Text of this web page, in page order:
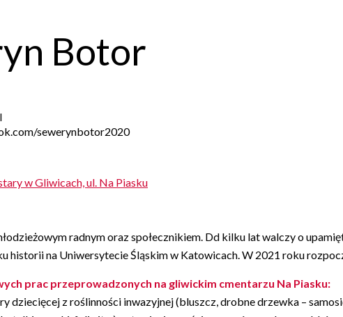
Botor
sewerynbotor2020
w Gliwicach, ul. Na Piasku
radnym oraz społecznikiem. Dd kilku lat walczy o
historii na Uniwersytecie Śląskim w Katowicach. W 2021 roku
prac przeprowadzonych na gliwickim cmentarzu Na Piasku:
dziecięcej z roślinności inwazyjnej (bluszcz, drobne drzewka –